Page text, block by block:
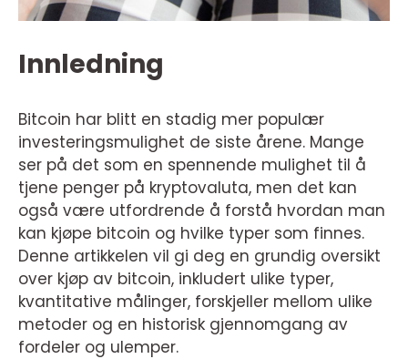
Innledning
Bitcoin har blitt en stadig mer populær
investeringsmulighet de siste årene. Mange
ser på det som en spennende mulighet til å
tjene penger på kryptovaluta, men det kan
også være utfordrende å forstå hvordan man
kan kjøpe bitcoin og hvilke typer som finnes.
Denne artikkelen vil gi deg en grundig oversikt
over kjøp av bitcoin, inkludert ulike typer,
kvantitative målinger, forskjeller mellom ulike
metoder og en historisk gjennomgang av
fordeler og ulemper.